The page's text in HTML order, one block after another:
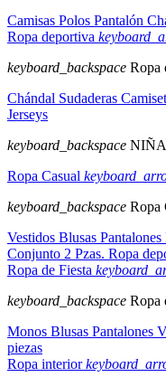
Camisas Polos Pantalón
Ropa deportiva
keyboard_backspace Ropa
Chándal Sudaderas
Jerseys
keyboard_backspace NIÑA
Ropa Casual
keyboard_backspace Ropa
Vestidos Blusas Pantalones
Conjunto 2 Pzas. Ropa
Ropa de Fiesta
keyboard_backspace Ropa
Monos Blusas Pantalones
piezas
Ropa interior